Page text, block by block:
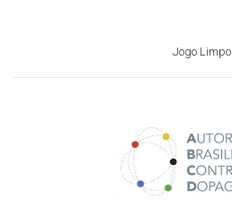
Jogo Limpo